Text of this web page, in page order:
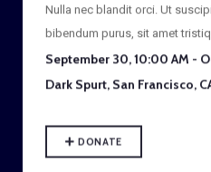
bibendum purus, sit amet
September 30, 10:00 AM -
Dark Spurt, San Francisco,
DONATE